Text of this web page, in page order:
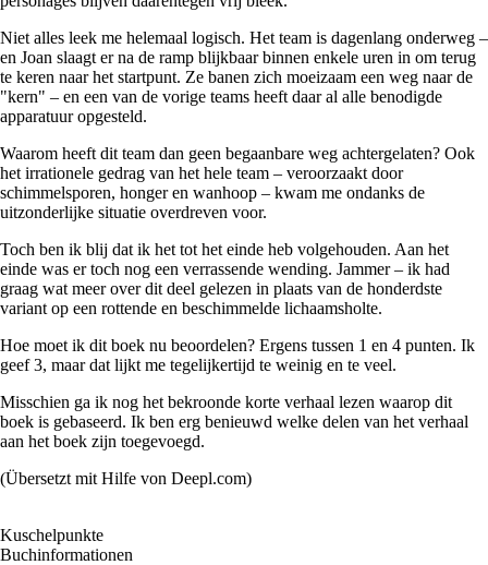
Niet alles leek me helemaal logisch. Het team is dagenlang onderweg –
en Joan slaagt er na de ramp blijkbaar binnen enkele uren in om terug
te keren naar het startpunt. Ze banen zich moeizaam een weg naar de
"kern" – en een van de vorige teams heeft daar al alle benodigde
apparatuur opgesteld.
Waarom heeft dit team dan geen begaanbare weg achtergelaten? Ook
het irrationele gedrag van het hele team – veroorzaakt door
schimmelsporen, honger en wanhoop – kwam me ondanks de
uitzonderlijke situatie overdreven voor.
Toch ben ik blij dat ik het tot het einde heb volgehouden. Aan het
einde was er toch nog een verrassende wending. Jammer – ik had
graag wat meer over dit deel gelezen in plaats van de honderdste
variant op een rottende en beschimmelde lichaamsholte.
Hoe moet ik dit boek nu beoordelen? Ergens tussen 1 en 4 punten. Ik
geef 3, maar dat lijkt me tegelijkertijd te weinig en te veel.
Misschien ga ik nog het bekroonde korte verhaal lezen waarop dit
boek is gebaseerd. Ik ben erg benieuwd welke delen van het verhaal
aan het boek zijn toegevoegd.
(Übersetzt mit Hilfe von Deepl.com)
Kuschelpunkte
Buchinformationen